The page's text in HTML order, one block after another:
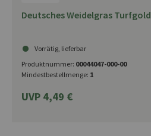
Deutsches Weidelgras Turfgold
Vorrätig, lieferbar
Produktnummer: 00044047-000-00
Mindestbestellmenge: 1
UVP 4,49 €